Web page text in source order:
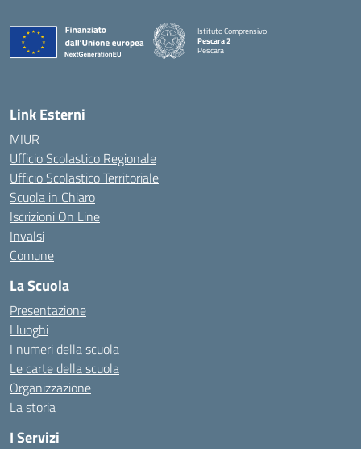
Istituto Comprensivo
Pescara 2
Pescara
Link Esterni
MIUR
Ufficio Scolastico Regionale
Ufficio Scolastico Territoriale
Scuola in Chiaro
Iscrizioni On Line
Invalsi
Comune
La Scuola
Presentazione
I luoghi
I numeri della scuola
Le carte della scuola
Organizzazione
La storia
I Servizi